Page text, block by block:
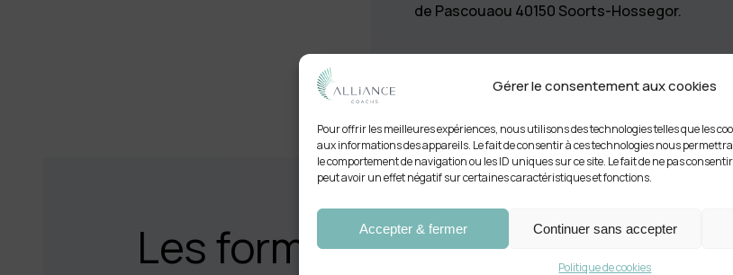
Gérer le consentement aux cookies
Pour offrir les meilleures expériences, nous utilisons des technologies telles que les
aux informations des appareils. Le fait de consentir à ces technologies nous
le comportement de navigation ou les ID uniques sur ce site. Le fait de ne pas
peut avoir un effet négatif sur certaines caractéristiques et fonctions.
Accepter & fermer Continuer sans accepter
Politique de cookies
de Pascouaou 40150 Soorts-Hossegor.
Alliance Coachs
celle qui correspond à votre projet, à votre
Les formations pour